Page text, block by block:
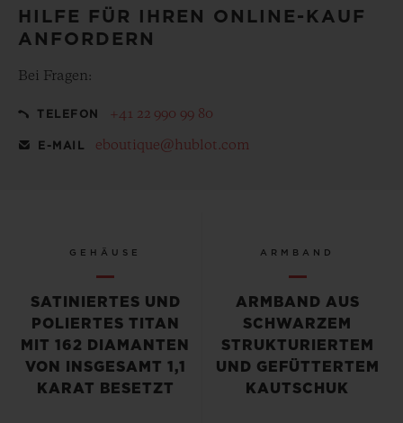
HILFE FÜR IHREN ONLINE-KAUF
ANFORDERN
Bei Fragen:
TELEFON +41 22 990 99 80
E-MAIL eboutique@hublot.com
GEHÄUSE
SATINIERTES UND
POLIERTES TITAN
MIT 162 DIAMANTEN
VON INSGESAMT 1,1
KARAT BESETZT
ARMBAND
ARMBAND AUS
SCHWARZEM
STRUKTURIERTEM
UND GEFÜTTERTEM
KAUTSCHUK